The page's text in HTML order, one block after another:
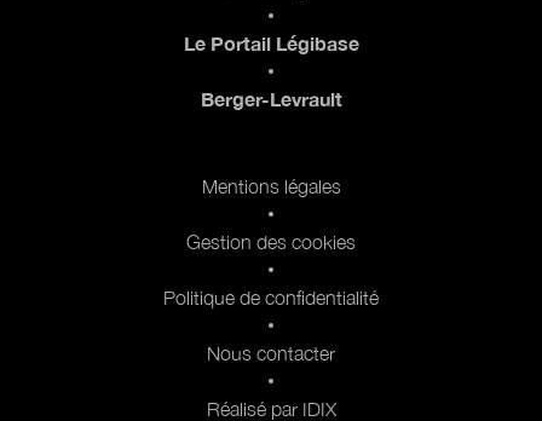
Le Portail Légibase
Berger-Levrault
Mentions légales
Gestion des cookies
Politique de confidentialité
Nous contacter
Réalisé par IDIX